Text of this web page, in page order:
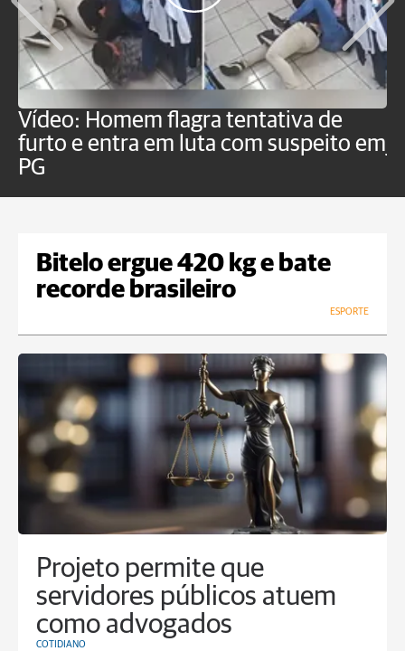
Vídeo: Homem flagra tentativa de
furto e entra em luta com suspeito em
PG
Bitelo ergue 420 kg e bate
recorde brasileiro
ESPORTE
Projeto permite que
servidores públicos atuem
como advogados
COTIDIANO